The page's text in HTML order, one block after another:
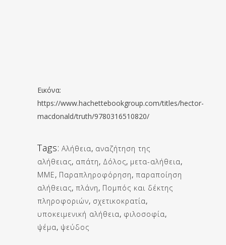
Εικόνα:
https://www.hachettebookgroup.com/titles/hector-
macdonald/truth/9780316510820/
Tags: Αλήθεια, αναζήτηση της
αλήθειας, απάτη, Δόλος, μετα-αλήθεια,
ΜΜΕ, Παραπληροφόρηση, παραποίηση
αλήθειας, πλάνη, Πομπός και δέκτης
πληροφοριών, σχετικοκρατία,
υποκειμενική αλήθεια, φιλοσοφία,
ψέμα, ψεύδος